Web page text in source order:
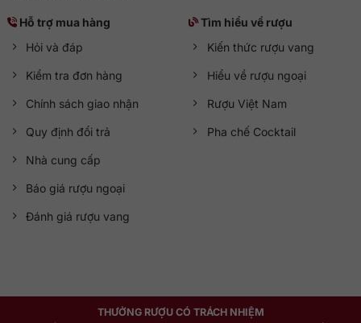
Hỗ trợ mua hàng
Hỏi và đáp
Kiểm tra đơn hàng
Chính sách giao nhận
Quy định đổi trả
Nhà cung cấp
Báo giá rượu ngoại
Đánh giá rượu vang
Tìm hiểu về rượu
Kiến thức rượu vang
Hiểu về rượu ngoại
Rượu Việt Nam
Pha chế Cocktail
THƯỞNG RƯỢU CÓ TRÁCH NHIỆM